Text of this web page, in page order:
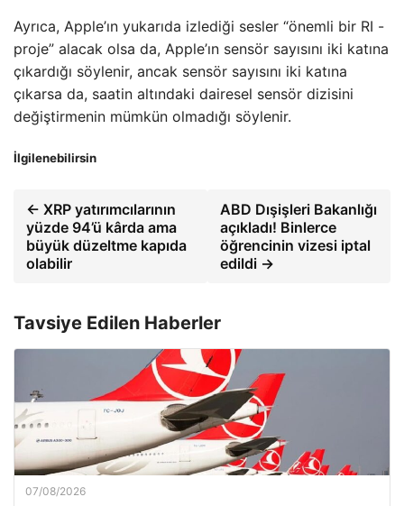
Ayrıca, Apple’ın yukarıda izlediği sesler “önemli bir RI -
proje” alacak olsa da, Apple’ın sensör sayısını iki katına
çıkardığı söylenir, ancak sensör sayısını iki katına
çıkarsa da, saatin altındaki dairesel sensör dizisini
değiştirmenin mümkün olmadığı söylenir.
İlgilenebilirsin
← XRP yatırımcılarının
yüzde 94’ü kârda ama
büyük düzeltme kapıda
olabilir
ABD Dışişleri Bakanlığı
açıkladı! Binlerce
öğrencinin vizesi iptal
edildi →
Tavsiye Edilen Haberler
07/08/2026